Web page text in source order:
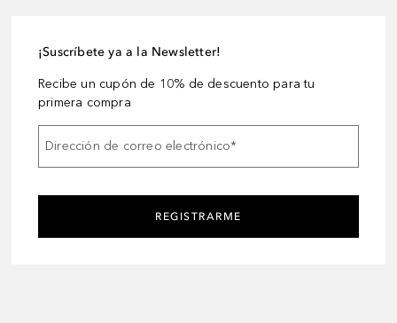
¡Suscríbete ya a la Newsletter!
Recibe un cupón de 10% de descuento para tu
primera compra
Dirección de correo electrónico*
REGISTRARME